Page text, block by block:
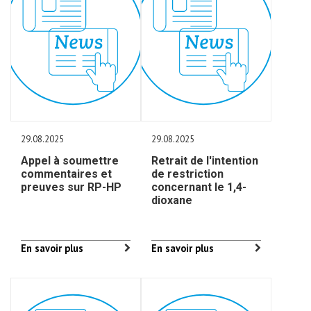
29.08.2025
Appel à soumettre
commentaires et
preuves sur RP-HP
En savoir plus
29.08.2025
Retrait de l'intention
de restriction
concernant le 1,4-
dioxane
En savoir plus